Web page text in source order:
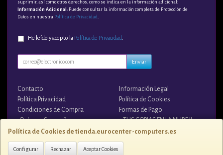
Política de Cookies de tienda.eurocenter-computers.es
Configurar Rechazar Aceptar Cookies
suprimir, así como otros derechos, como se indica en la información adicional;
Información Adicional : Puede consultar la información completa de Protección de
Datos en nuestra Política de Privacidad
He leído y acepto la Política de Privacidad.
Enviar
Contacto
Información Legal
Política Privacidad
Política de Cookies
Condiciones de Compra
Formas de Pago
¿Quienes Somos?
¡¡ TUS COPIAS EN LA NUBE !!
Contacto